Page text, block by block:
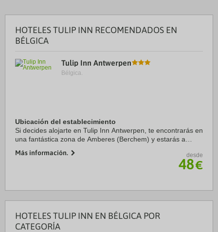
HOTELES TULIP INN RECOMENDADOS EN
BÉLGICA
Tulip Inn Antwerpen
Bélgica.
Ubicación del establecimiento
Si decides alojarte en Tulip Inn Antwerpen, te encontrarás en
una fantástica zona de Amberes (Berchem) y estarás a
Mercado de Amberes. Además, este ...
Más información. desde
48€
HOTELES TULIP INN EN BÉLGICA POR
CATEGORÍA